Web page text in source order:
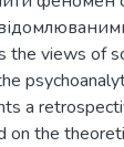
the views of
a
on the